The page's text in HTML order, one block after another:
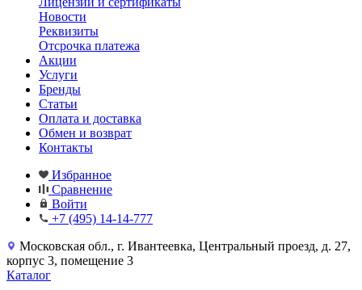
Новости
Реквизиты
Отсрочка платежа
Акции
Услуги
Бренды
Статьи
Оплата и доставка
Обмен и возврат
Контакты
Избранное
Сравнение
Войти
+7 (495) 14-14-777
Московская обл., г. Ивантеевка, Центральный проезд, д. 27,
корпус 3, помещение 3
Каталог